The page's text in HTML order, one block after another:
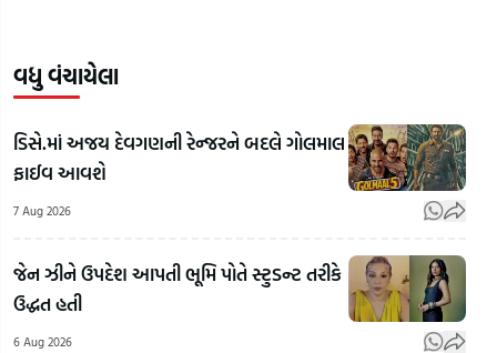
વધુ વંચાયેલા
ડિસે.માં અજય દેવગણની રેન્જરને બદલે ગોલમાલ
ફાઈવ આવશે
7 Aug 2026
જેન ઝીને ઉપદેશ આપતી ભૂમિ પોતે સ્ટુડન્ટ તરીકે
ઉદ્ધત હતી
6 Aug 2026